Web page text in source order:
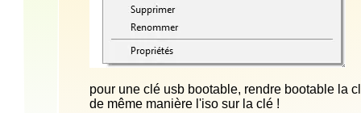
pour une clé usb bootable, rendre bootable la
de même manière l'iso sur la clé !